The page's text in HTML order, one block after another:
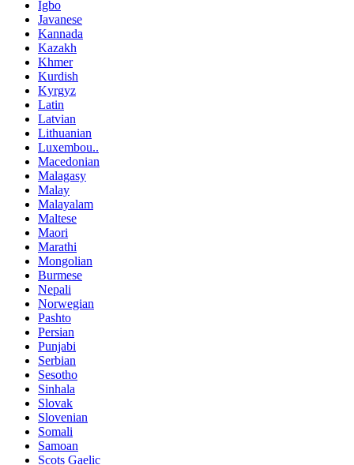
Igbo
Javanese
Kannada
Kazakh
Khmer
Kurdish
Kyrgyz
Latin
Latvian
Lithuanian
Luxembou..
Macedonian
Malagasy
Malay
Malayalam
Maltese
Maori
Marathi
Mongolian
Burmese
Nepali
Norwegian
Pashto
Persian
Punjabi
Serbian
Sesotho
Sinhala
Slovak
Slovenian
Somali
Samoan
Scots Gaelic